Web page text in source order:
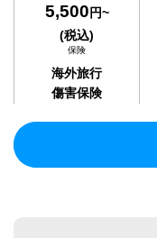
5,500 円~
(税込)
保険
海外旅行
傷害保険